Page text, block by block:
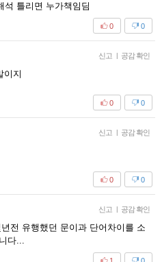
석 틀리면 누가책임딤
0
0
신고 | 공감 확인
이지
0
0
신고 | 공감 확인
0
0
신고 | 공감 확인
전 유행했던 문이과 단어차이를 소
다...
0
1